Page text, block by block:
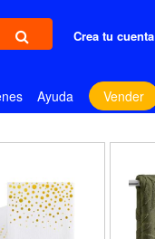
Crea tu cuenta
Ayuda Vender